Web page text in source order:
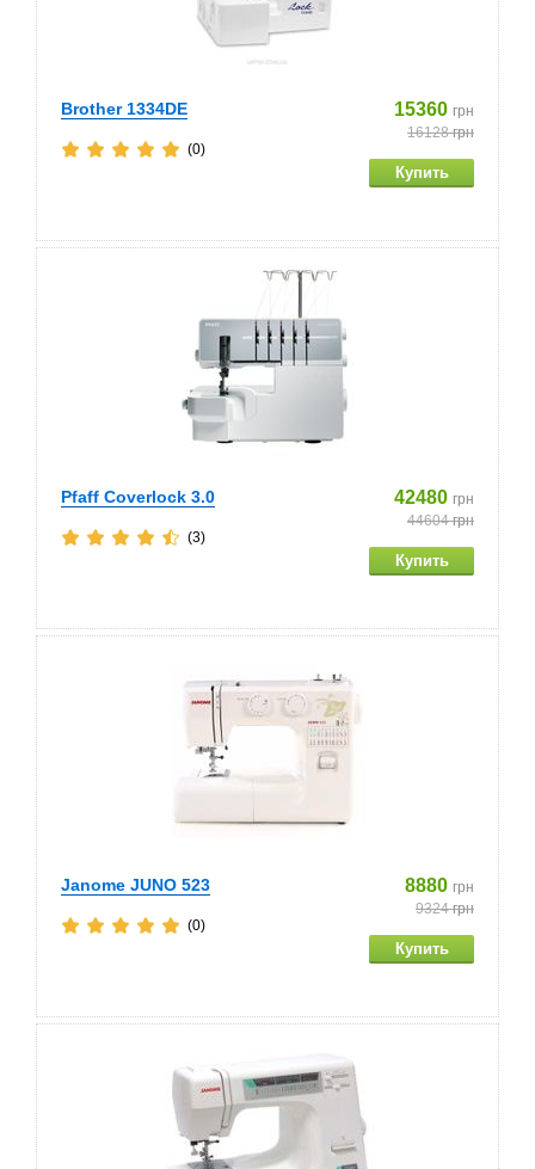
Brother 1334DE 15360 грн
16128грн
(0)
Pfaff Coverlock 3.0 42480 грн
44604грн
(3)
Janome JUNO 523 8880 грн
9324грн
(0)